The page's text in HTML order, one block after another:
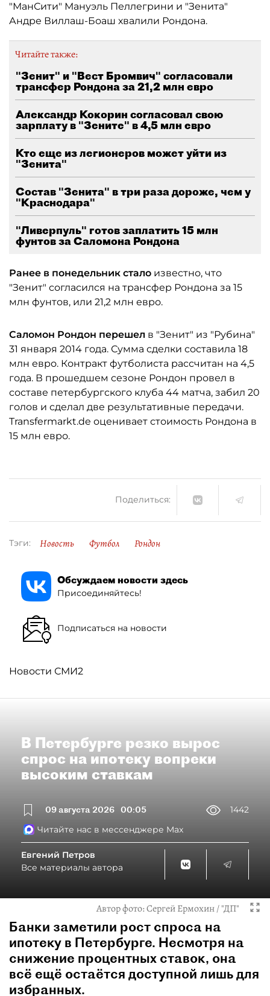
"МанСити" Мануэль Пеллегрини и "Зенита"
Андре Виллаш-Боаш хвалили Рондона.
Читайте также:
"Зенит" и "Вест Бромвич" согласовали
трансфер Рондона за 21,2 млн евро
Александр Кокорин согласовал свою
зарплату в "Зените" в 4,5 млн евро
Кто еще из легионеров может уйти из
"Зенита"
Состав "Зенита" в три раза дороже, чем у
"Краснодара"
"Ливерпуль" готов заплатить 15 млн
фунтов за Саломона Рондона
Ранее в понедельник стало известно, что
"Зенит" согласился на трансфер Рондона за 15
млн фунтов, или 21,2 млн евро.
Саломон Рондон перешел в "Зенит" из "Рубина"
31 января 2014 года. Сумма сделки составила 18
млн евро. Контракт футболиста рассчитан на 4,5
года. В прошедшем сезоне Рондон провел в
составе петербургского клуба 44 матча, забил 20
голов и сделал две результативные передачи.
Transfermarkt.de оценивает стоимость Рондона в
15 млн евро.
Поделиться:
Тэги: Новость Футбол Рондон
Обсуждаем новости здесь
Присоединяйтесь!
Подписаться на новости
Новости СМИ2
В Петербурге резко вырос
спрос на ипотеку вопреки
высоким ставкам
09 августа 2026 00:05
1442
Читайте нас в мессенджере Max
Евгений Петров
Все материалы автора
Автор фото:Сергей Ермохин / "ДП"
Банки заметили рост спроса на
ипотеку в Петербурге. Несмотря на
снижение процентных ставок, она
всё ещё остаётся доступной лишь для
избранных.